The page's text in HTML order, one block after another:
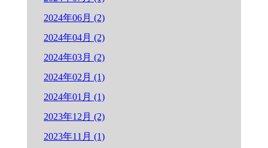
2024年06月 (2)
2024年04月 (2)
2024年03月 (2)
2024年02月 (1)
2024年01月 (1)
2023年12月 (2)
2023年11月 (1)